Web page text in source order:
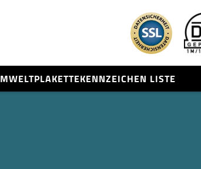
KENNZEICHEN LISTE